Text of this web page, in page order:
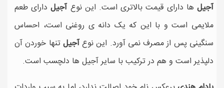
آجیل ها دارای قیمت بالاتری است. این نوعآجیلدارای طعم
ملایمی است و با این که یک دانه ی روغنی است، احساس
سنگینی پس از مصرف نمی آورد. این نوعآجیلتنها خوردن آن
دلپذیر است و هم در ترکیب با سایر آجیل ها دلچسب است.